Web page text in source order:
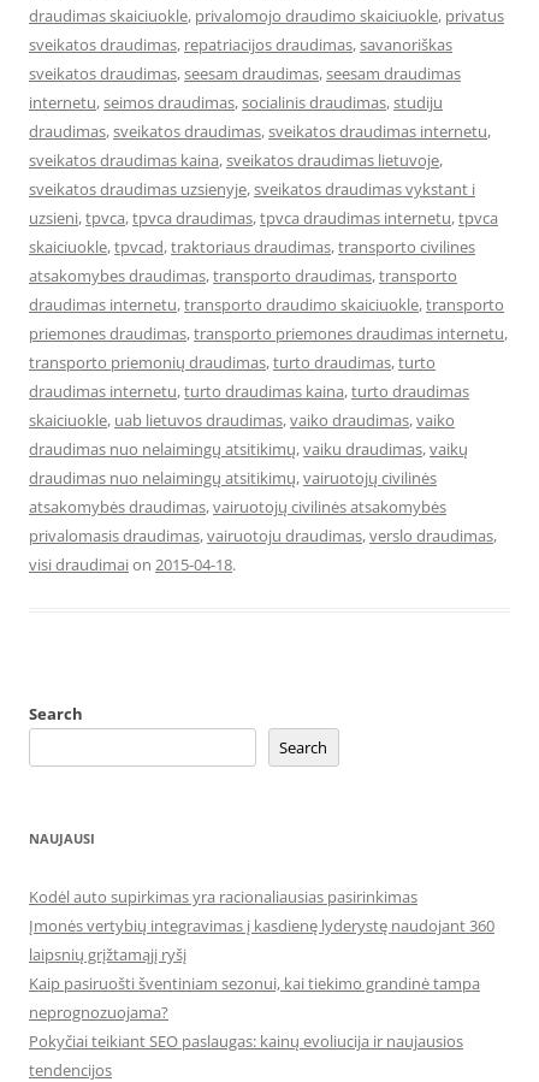
draudimas skaiciuokle, privalomojo draudimo skaiciuokle, privatus
sveikatos draudimas, repatriacijos draudimas,savanoriškas
sveikatos draudimas,seesam draudimas,seesam draudimas
internetu,seimos draudimas,socialinis draudimas,studiju
draudimas,sveikatos draudimas,sveikatos draudimas internetu,
sveikatos draudimas kaina,sveikatos draudimas lietuvoje,
sveikatos draudimas uzsienyje,sveikatos draudimas vykstant i
uzsieni,tpvca,tpvca draudimas,tpvca draudimas internetu,tpvca
skaiciuokle,tpvcad,traktoriaus draudimas,transporto civilines
atsakomybes draudimas,transporto draudimas,transporto
draudimas internetu,transporto draudimo skaiciuokle,transporto
priemones draudimas,transporto priemones draudimas internetu,
transporto priemonių draudimas,turto draudimas,turto
draudimas internetu,turto draudimas kaina,turto draudimas
skaiciuokle, uab lietuvos draudimas,vaiko draudimas,vaiko
draudimas nuo nelaimingų atsitikimų,vaiku draudimas,vaikų
draudimas nuo nelaimingų atsitikimų,vairuotojų civilinės
atsakomybės draudimas,vairuotojų civilinės atsakomybės
privalomasis draudimas,vairuotoju draudimas,verslo draudimas,
visi draudimaion 2015-04-18.
Search
Search
NAUJAUSI
Kodėl auto supirkimas yra racionaliausias pasirinkimas
Įmonės vertybių integravimas į kasdienę lyderystę naudojant 360
laipsnių grįžtamąjį ryšį
Kaip pasiruošti šventiniam sezonui, kai tiekimo grandinė tampa
neprognozuojama?
Pokyčiai teikiant SEO paslaugas: kainų evoliucija ir naujausios
tendencijos